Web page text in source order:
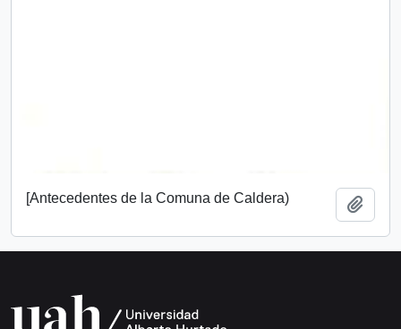
[Antecedentes de la Comuna de Caldera)